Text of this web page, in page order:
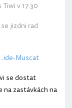
v 17.30
jizdni rad
Muscat
se dostat
zastávkách na